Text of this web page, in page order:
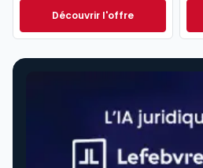
Découvrir l'offreNavis Fiscal à partir de
Dès